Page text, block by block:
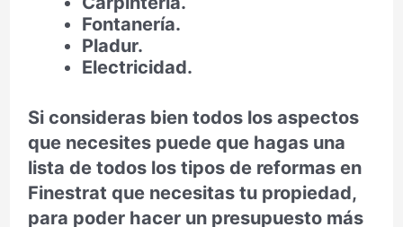
Fontanería.
Pladur.
Electricidad.
Si consideras bien todos los aspectos
que necesites puede que hagas una
lista de todos los tipos de reformas en
Finestrat que necesitas tu propiedad,
para poder hacer un presupuesto más